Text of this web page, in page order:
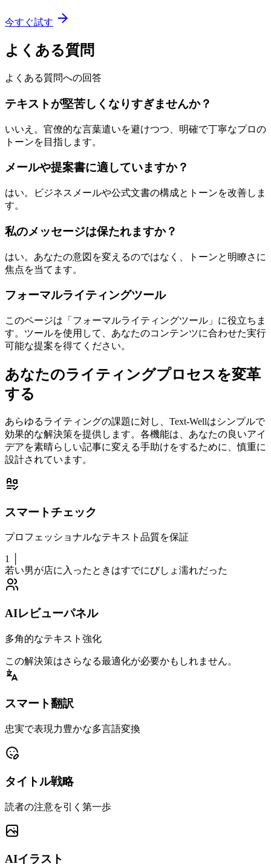
今すぐ試す
よくある質問
よくある質問への回答
テキストが堅苦しくなりすぎませんか？
いいえ。官僚的な言葉遣いを避けつつ、明確で丁寧なプロの
トーンを目指します。
メールや提案書に適していますか？
はい。ビジネスメールや公式文書の構成とトーンを改善しま
す。
私のメッセージは保たれますか？
はい。あなたの意図を変えるのではなく、トーンと明瞭さに
焦点を当てます。
フォーマルライティングツール
このページは「フォーマルライティングツール」に役立ちま
す。ツールを使用して、あなたのコンテンツに合わせた実行
可能な提案を得てください。
あなたのライティングプロセスを変革
する
あらゆるライティングの課題に対し、Text-Wellはシンプルで
効果的な解決策を提供します。各機能は、あなたの良いアイ
デアを素晴らしい記事に変える手助けをするために、慎重に
設計されています。
スマートチェック
プロフェッショナルなテキスト品質を保証
1 │
若い男が店に入ったとき はすでにびしょ濡れだった
AIレビューパネル
多角的なテキスト強化
この解決策はさらなる最適化が必要かもしれません。
スマート翻訳
忠実で表現力豊かな多言語変換
タイトル戦略
読者の注意を引く第一歩
AIイラスト